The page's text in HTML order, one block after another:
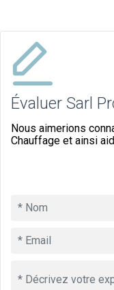
Évaluer Sarl
Nous aimerions
Chauffage et ainsi